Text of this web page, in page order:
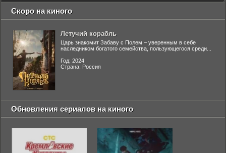
Скоро на киного
Летучий корабль
Царь знакомит Забаву с Полем – уверенным в себе
наследником богатого семейства, пользующегося среди...
Год: 2024
Страна: Россия
Обновления сериалов на киного